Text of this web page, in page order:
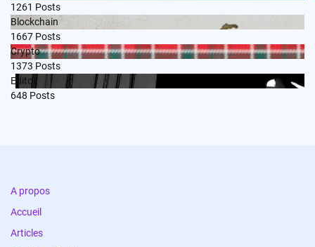
1261 Posts
Blockchain
1667 Posts
Crypto
1373 Posts
Edito
648 Posts
A propos
Accueil
Articles